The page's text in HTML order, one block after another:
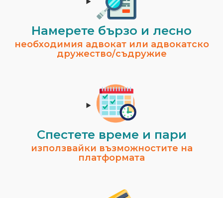
Намерете бързо и лесно
необходимия адвокат или адвокатско
дружество/съдружие
Спестeте време и пари
използвайки възможностите на
платформата